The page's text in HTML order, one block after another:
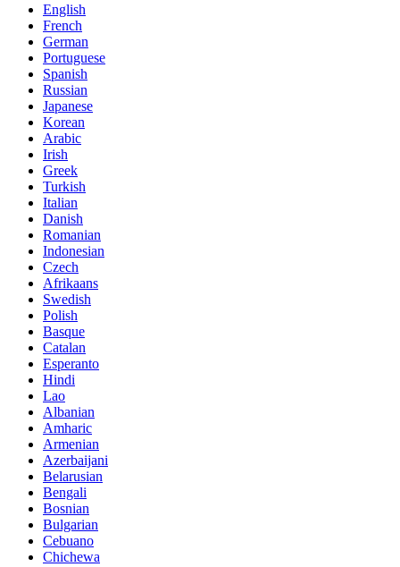
English
French
German
Portuguese
Spanish
Russian
Japanese
Korean
Arabic
Irish
Greek
Turkish
Italian
Danish
Romanian
Indonesian
Czech
Afrikaans
Swedish
Polish
Basque
Catalan
Esperanto
Hindi
Lao
Albanian
Amharic
Armenian
Azerbaijani
Belarusian
Bengali
Bosnian
Bulgarian
Cebuano
Chichewa